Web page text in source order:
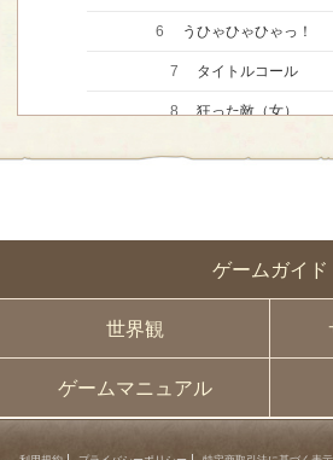
ゲームガイド
世界観
ゲームマニュアル
6 うひゃひゃひゃっ！
7 タイトルコール
8 狂った敵（女）
気弱な依頼者＋お頭(女)＋
15 弟系（中音）
謎の鳴き声